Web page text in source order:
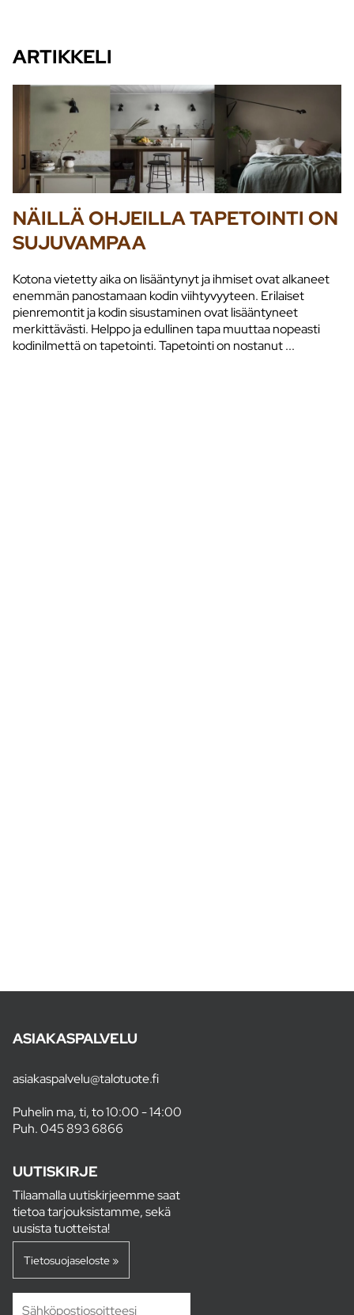
ARTIKKELI
NÄILLÄ OHJEILLA TAPETOINTI ON
SUJUVAMPAA
Kotona vietetty aika on lisääntynyt ja ihmiset ovat alkaneet
enemmän panostamaan kodin viihtyvyyteen. Erilaiset
pienremontit ja kodin sisustaminen ovat lisääntyneet
merkittävästi. Helppo ja edullinen tapa muuttaa nopeasti
kodinilmettä on tapetointi. Tapetointi on nostanut ...
ASIAKASPALVELU
asiakaspalvelu@talotuote.fi
Puhelin ma, ti, to 10:00 - 14:00
Puh.045 893 6866
UUTISKIRJE
Tilaamalla uutiskirjeemme saat
tietoa tarjouksistamme, sekä
uusista tuotteista!
Tietosuojaseloste »